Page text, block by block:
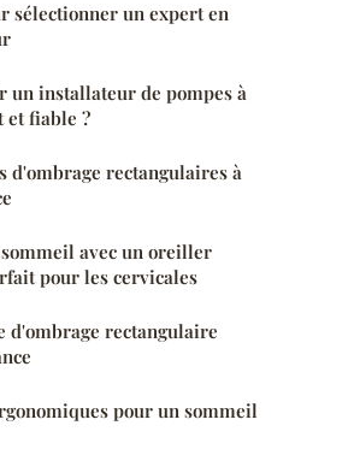
sélectionner un expert en
un installateur de pompes à
et fiable ?
d'ombrage rectangulaires à
avec un oreiller
pour les cervicales
d'ombrage rectangulaire
pour un sommeil